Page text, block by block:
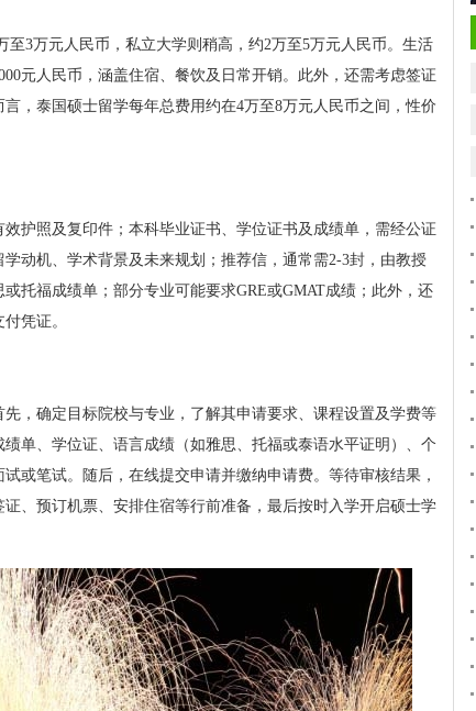
至3万元人民币，私立大学则稍高，约2万至5万元人民币。生活
元人民币，涵盖住宿、餐饮及日常开销。此外，还需考虑签证
，泰国硕士留学每年总费用约在4万至8万元人民币之间，性价
护照及复印件；本科毕业证书、学位证书及成绩单，需经公证
动机、学术背景及未来规划；推荐信，通常需2-3封，由教授
托福成绩单；部分专业可能要求GRE或GMAT成绩；此外，还
凭证。
，确定目标院校与专业，了解其申请要求、课程设置及学费等
单、学位证、语言成绩（如雅思、托福或泰语水平证明）、个
或笔试。随后，在线提交申请并缴纳申请费。等待审核结果，
、预订机票、安排住宿等行前准备，最后按时入学开启硕士学